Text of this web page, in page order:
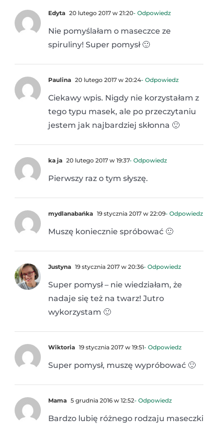
Edyta 20 lutego 2017 w 21:20- Odpowiedz
Nie pomyślałam o maseczce ze
spiruliny! Super pomysł 🙂
Paulina 20 lutego 2017 w 20:24- Odpowiedz
Ciekawy wpis. Nigdy nie korzystałam z
tego typu masek, ale po przeczytaniu
jestem jak najbardziej skłonna 🙂
ka ja 20 lutego 2017 w 19:37- Odpowiedz
Pierwszy raz o tym słyszę.
mydlanabańka 19 stycznia 2017 w 22:09- Odpowiedz
Muszę koniecznie spróbować 🙂
Justyna 19 stycznia 2017 w 20:36- Odpowiedz
Super pomysł – nie wiedziałam, że
nadaje się też na twarz! Jutro
wykorzystam 🙂
Wiktoria 19 stycznia 2017 w 19:51- Odpowiedz
Super pomysł, muszę wypróbować 🙂
Mama 5 grudnia 2016 w 12:52- Odpowiedz
Bardzo lubię różnego rodzaju maseczki